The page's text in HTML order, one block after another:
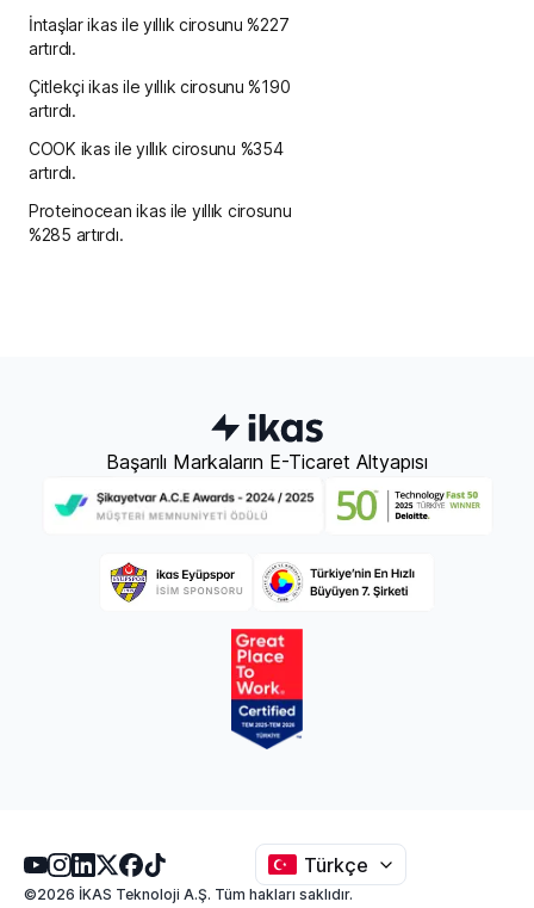
İntaşlar ikas ile yıllık cirosunu %227
artırdı.
Çitlekçi ikas ile yıllık cirosunu %190
artırdı.
COOK ikas ile yıllık cirosunu %354
artırdı.
Proteinocean ikas ile yıllık cirosunu
%285 artırdı.
Başarılı Markaların E-Ticaret Altyapısı
©2026 İKAS Teknoloji A.Ş. Tüm hakları saklıdır.
Türkçe